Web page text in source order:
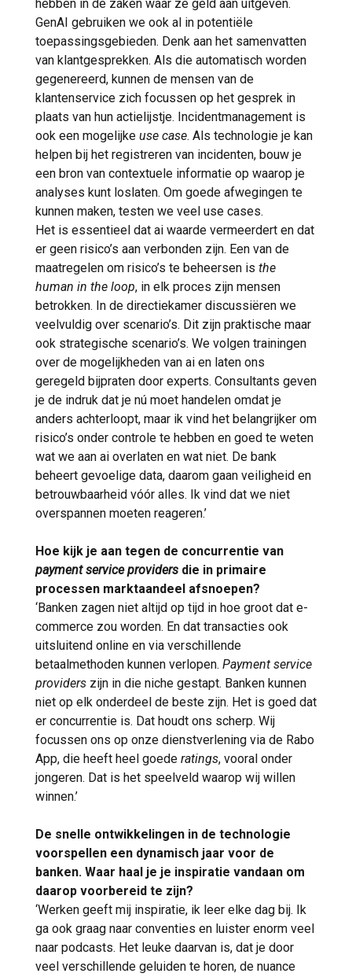
hebben in de zaken waar ze geld aan uitgeven.
GenAI gebruiken we ook al in potentiële
toepassingsgebieden. Denk aan het samenvatten
van klantgesprekken. Als die automatisch worden
gegenereerd, kunnen de mensen van de
klantenservice zich focussen op het gesprek in
plaats van hun actielijstje. Incidentmanagement is
ook een mogelijke use case. Als technologie je kan
helpen bij het registreren van incidenten, bouw je
een bron van contextuele informatie op waarop je
analyses kunt loslaten. Om goede afwegingen te
kunnen maken, testen we veel use cases.
Het is essentieel dat ai waarde vermeerdert en dat
er geen risico’s aan verbonden zijn. Een van de
maatregelen om risico’s te beheersen is the
human in the loop, in elk proces zijn mensen
betrokken. In de directiekamer discussiëren we
veelvuldig over scenario’s. Dit zijn praktische maar
ook strategische scenario’s. We volgen trainingen
over de mogelijkheden van ai en laten ons
geregeld bijpraten door experts. Consultants geven
je de indruk dat je nú moet handelen omdat je
anders achterloopt, maar ik vind het belangrijker om
risico’s onder controle te hebben en goed te weten
wat we aan ai overlaten en wat niet. De bank
beheert gevoelige data, daarom gaan veiligheid en
betrouwbaarheid vóór alles. Ik vind dat we niet
overspannen moeten reageren.’
Hoe kijk je aan tegen de concurrentie van
payment service providers die in primaire
processen marktaandeel afsnoepen?
‘Banken zagen niet altijd op tijd in hoe groot dat e-
commerce zou worden. En dat transacties ook
uitsluitend online en via verschillende
betaalmethoden kunnen verlopen. Payment service
providers zijn in die niche gestapt. Banken kunnen
niet op elk onderdeel de beste zijn. Het is goed dat
er concurrentie is. Dat houdt ons scherp. Wij
focussen ons op onze dienstverlening via de Rabo
App, die heeft heel goede ratings, vooral onder
jongeren. Dat is het speelveld waarop wij willen
winnen.’
De snelle ontwikkelingen in de technologie
voorspellen een dynamisch jaar voor de
banken. Waar haal je je inspiratie vandaan om
daarop voorbereid te zijn?
‘Werken geeft mij inspiratie, ik leer elke dag bij. Ik
ga ook graag naar conventies en luister enorm veel
naar podcasts. Het leuke daarvan is, dat je door
veel verschillende geluiden te horen, de nuance